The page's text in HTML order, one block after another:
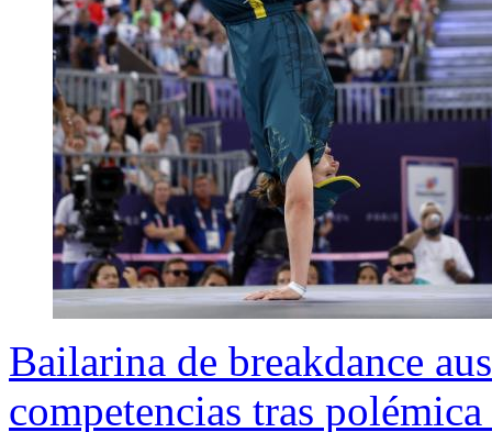
Bailarina de breakdance
competencias tras